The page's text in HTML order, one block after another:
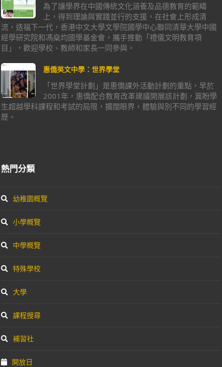
為了讓學界在中國傳統文化涵養及品德教育的範疇
上，得到理論與實踐並行的支援，在社會上形成清
流，造福下一代，香港中文大學文學院國學中心聯同清華大學中國
經學研究院和馮燊均國學基金會，攜手推動「禮儀文明教育項
目」，歡迎學校、教師和家長一同參與。
惠僑英文中學：世界學堂
「世界學堂計劃」是惠僑課外活動計劃的重點，早於
2001年，惠僑配合教育改革建議開展該計劃，冀盼學
生超越學科課程和考試的局限，擴闊眼界，體驗與別不同的學習經
歷。
熱門分類
幼稚園概覽
小學概覽
中學概覽
特殊學校
大學
課程搜尋
補習社
開放日